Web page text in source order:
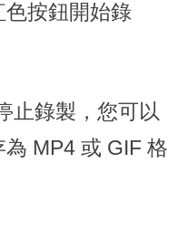
按鈕開始錄
止錄製，您可以
MP4 或 GIF 格